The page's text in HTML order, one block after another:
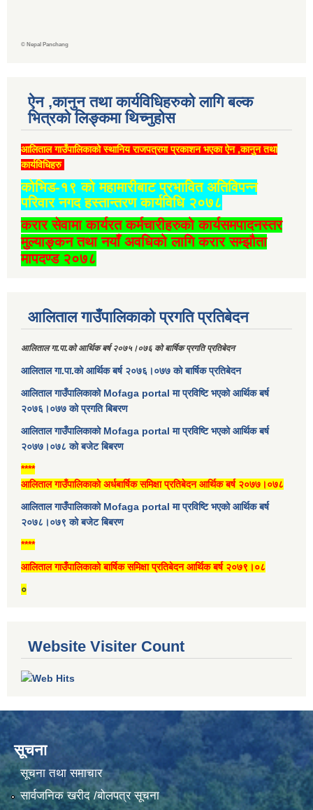
© Nepal Panchang
ऐन ,कानुन तथा कार्यविधिहरुको लागि बल्क
भित्रको लिङ्कमा थिच्‍नुहोस
आलिताल गाउँपालिकाको स्थानिय राजपत्रमा प्रकाशन भएका ऐन ,कानुन तथा
कार्यविधिहरु
कोभिड-१९ को महामारीबाट प्रभावित अतिविपन्न
परिवार नगद हस्तान्तरण कार्यविधि २०७८
करार सेवामा कार्यरत कर्मचारीहरुको कार्यसमपादनस्तर
मुल्याङ्कन तथा नयाँ अवधिको लागि करार सम्झौता
मापदण्ड २०७८
आलिताल गाउँपालिकाको प्रगति प्रतिबेदन
आलिताल गा.पा.को आर्थिक बर्ष २०७५।०७६ को बार्षिक प्रगति प्रतिबेदन
आलिताल गा.पा.को आर्थिक बर्ष २०७६।०७७ को बार्षिक प्रतिबेदन
आलिताल गाउँपालिकाको Mofaga portal मा प्रविष्टि भएको आर्थिक बर्ष
२०७६।०७७ को प्रगति बिबरण
आलिताल गाउँपालिकाको Mofaga portal मा प्रविष्टि भएको आर्थिक बर्ष
२०७७।०७८ को बजेट बिबरण
****
आलिताल गाउँपालिकाको अर्धबार्षिक समिक्षा प्रतिबेदन आर्थिक बर्ष २०७७।०७८
आलिताल गाउँपालिकाको Mofaga portal मा प्रविष्टि भएको आर्थिक बर्ष
२०७८।०७९ को बजेट बिबरण
****
आलिताल गाउँपालिकाको बार्षिक समिक्षा प्रतिबेदन आर्थिक बर्ष २०७९।०८
०
Website Visiter Count
सूचना
सूचना तथा समाचार
सार्वजनिक खरीद /बोलपत्र सूचना